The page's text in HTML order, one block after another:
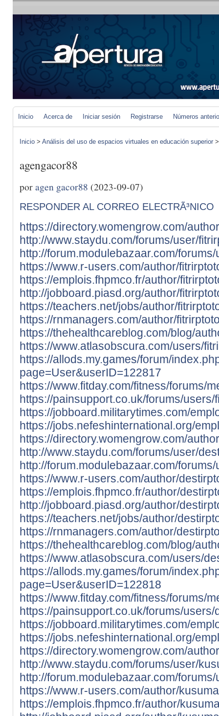
Inicio Acerca de Iniciar sesión Registrarse Números
Inicio > Análisis del uso de espacios virtuales en educación superior
agengacor88
poragen gacor88 (2023-09-07)
RESPONDER AL CORREO ELECTRÃ³NICO
https://directory.womengrow.com/
http://www.staydu.com/forums/user/
http://forum.modulebazaar.com/
https://www.r-users.com/author/
https://emplois.fhpmco.fr/author/
http://jobboard.piasd.org/author/
https://teachers.net/jobs/author/
https://rnmanagers.com/author/
https://thehealthcareblog.com/blog/
https://www.atlasobscura.com/users/
https://allods.my.games/forum/
page=User&userID=122817
https://www.fitday.com/fitness/forums/
https://painsupport.co.uk/forums/users/
https://jobboard.militarytimes.com/
https://jobs.nefeshinternational.org/
https://directory.womengrow.com/
http://www.staydu.com/forums/user/
http://forum.modulebazaar.com/
https://www.r-users.com/author/
https://emplois.fhpmco.fr/author/
http://jobboard.piasd.org/author/
https://teachers.net/jobs/author/
https://rnmanagers.com/author/
https://thehealthcareblog.com/blog/
https://www.atlasobscura.com/users/
https://allods.my.games/forum/
page=User&userID=122818
https://www.fitday.com/fitness/forums/
https://painsupport.co.uk/forums/users/
https://jobboard.militarytimes.com/
https://jobs.nefeshinternational.org/
https://directory.womengrow.com/
http://www.staydu.com/forums/user/
http://forum.modulebazaar.com/
https://www.r-users.com/author/
https://emplois.fhpmco.fr/author/